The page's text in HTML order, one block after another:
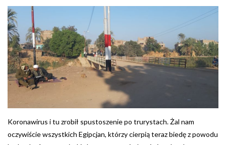
Koronawirus i tu zrobił spustoszenie po trurystach. Żal nam
oczywiście wszystkich Egipcjan, którzy cierpią teraz biedę z powodu